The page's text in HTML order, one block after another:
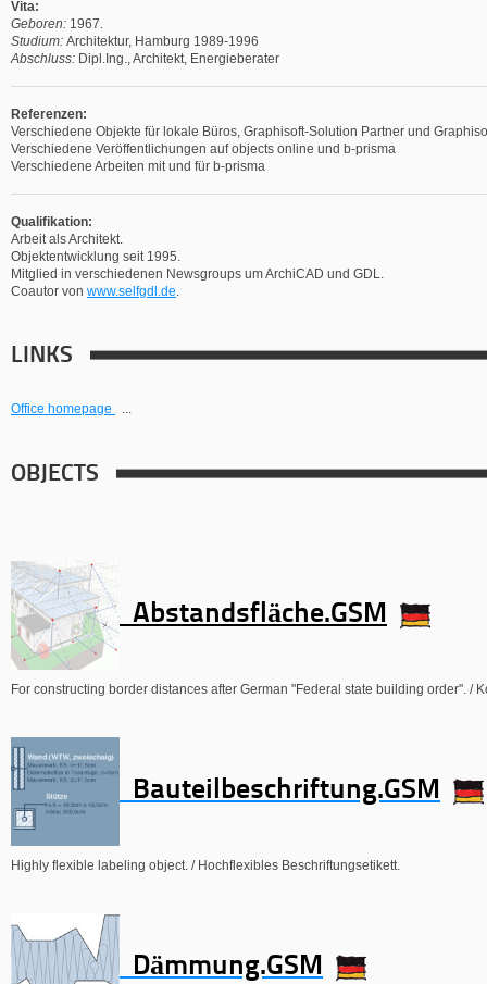
Vita:
Geboren: 1967.
Studium: Architektur, Hamburg 1989-1996
Abschluss: Dipl.Ing., Architekt, Energieberater
Referenzen:
Verschiedene Objekte für lokale Büros, Graphisoft-Solution Partner und
Verschiedene Veröffentlichungen auf objects online und b-prisma
Verschiedene Arbeiten mit und für b-prisma
Qualifikation:
Arbeit als Architekt.
Objektentwicklung seit 1995.
Mitglied in verschiedenen Newsgroups um ArchiCAD und GDL.
Coautor von www.selfgdl.de.
LINKS
Office homepage ...
OBJECTS
Abstandsfläche.GSM
For constructing border distances after German "Federal state building order". /
Bauteilbeschriftung.GSM
Highly flexible labeling object. / Hochflexibles Beschriftungsetikett.
Dämmung.GSM